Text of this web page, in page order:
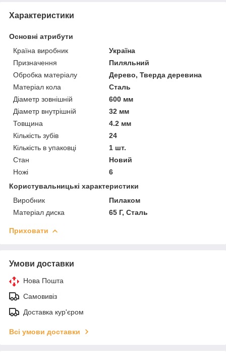
Характеристики
Основні атрибути
Країна виробник
Україна
Призначення
Пиляльний
Обробка матеріалу
Дерево, Тверда деревина
Матеріал кола
Сталь
Діаметр зовнішній
600 мм
Діаметр внутрішній
32 мм
Товщина
4.2 мм
Кількість зубів
24
Кількість в упаковці
1 шт.
Стан
Новий
Ножі
6
Користувальницькі характеристики
Виробник
Пилаком
Матеріал диска
65 Г, Сталь
Приховати
Умови доставки
Нова Пошта
Самовивіз
Доставка кур'єром
Всі умови доставки